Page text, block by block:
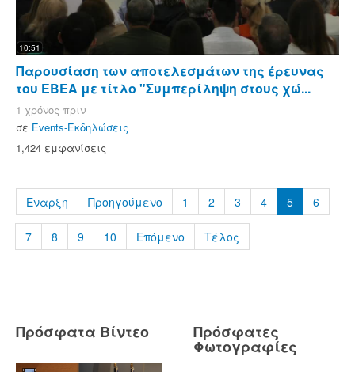
10:51
Παρουσίαση των αποτελεσμάτων της έρευνας
του ΕΒΕΑ με τίτλο "Συμπερίληψη στους χώ...
1 χρόνος πριν
σε Events-Εκδηλώσεις
1,424 εμφανίσεις
Έναρξη Προηγούμενο 1 2 3 4 5 6
7 8 9 10 Επόμενο Τέλος
Πρόσφατα Βίντεο Πρόσφατες
Φωτογραφίες